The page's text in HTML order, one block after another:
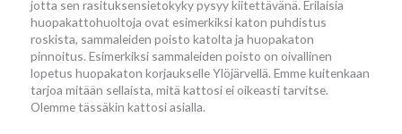
jotta sen rasituksensietokyky pysyy kiitettävänä. Erilaisia
huopakattohuoltoja ovat esimerkiksi katon puhdistus
roskista, sammaleiden poisto katolta ja huopakaton
pinnoitus. Esimerkiksi sammaleiden poisto on oivallinen
lopetus huopakaton korjaukselle Ylöjärvellä. Emme kuitenkaan
tarjoa mitään sellaista, mitä kattosi ei oikeasti tarvitse.
Olemme tässäkin kattosi asialla.